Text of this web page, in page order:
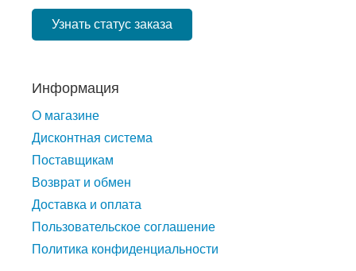
Узнать статус заказа
Информация
О магазине
Дисконтная система
Поставщикам
Возврат и обмен
Доставка и оплата
Пользовательское соглашение
Политика конфиденциальности